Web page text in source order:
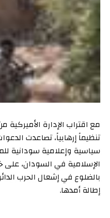
مع اقتراب الإدارة
تنظيماً إرهابياً، تصاعدت
سياسية وإعلامية سودانية
الإسلامية في السودان،
بالضلوع في إشعال الحرب
إطالة أمدها.